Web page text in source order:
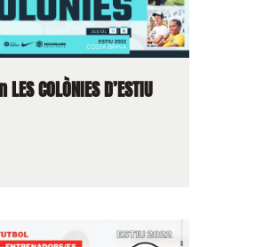
COLÒNIES D’ESTIU